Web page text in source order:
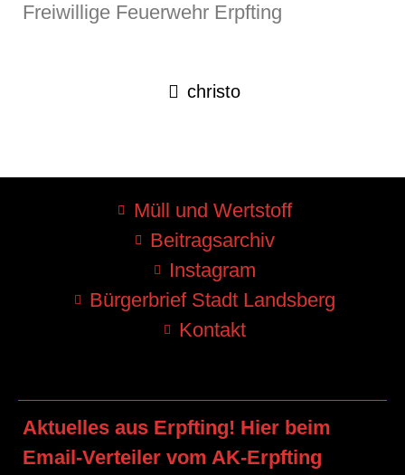
Freiwillige Feuerwehr Erpfting
christo
Müll und Wertstoff
Beitragsarchiv
Instagram
Bürgerbrief Stadt Landsberg
Kontakt
Aktuelles aus Erpfting! Hier beim
Email-Verteiler vom AK-Erpfting